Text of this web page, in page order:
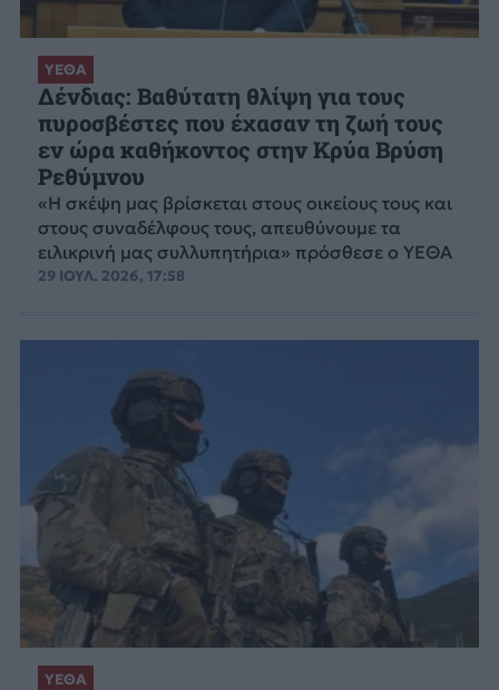
ΥΕΘΑ
Δένδιας: Βαθύτατη θλίψη για τους
πυροσβέστες που έχασαν τη ζωή τους
εν ώρα καθήκοντος στην Κρύα Βρύση
Ρεθύμνου
«Η σκέψη μας βρίσκεται στους οικείους τους και
στους συναδέλφους τους, απευθύνουμε τα
ειλικρινή μας συλλυπητήρια» πρόσθεσε ο ΥΕΘΑ
29 ΙΟΥΛ. 2026, 17:58
ΥΕΘΑ